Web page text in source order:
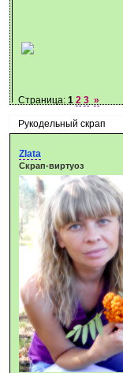
Рукодельный скрап
Страница:1 2 3 »
Zlata
Скрап-виртуоз